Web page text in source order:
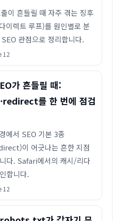
이 흔들릴 때 자주 겪는 징후
이렉트 루프)를 원인별로 분
관점으로 정리합니다.
12
가 흔들릴 때:
를 한 번에 점검
에서 SEO 기본 3종
이 어긋나는 흔한 지점
다. Safari에서의 캐시/리다
합니다.
12